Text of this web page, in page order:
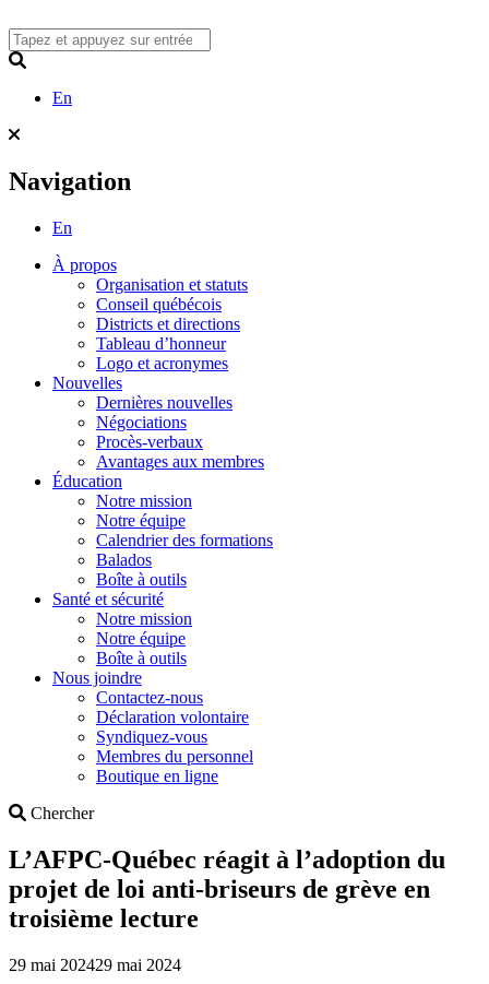
to
content
En
Navigation
En
À propos
Organisation et statuts
Conseil québécois
Districts et directions
Tableau d’honneur
Logo et acronymes
Nouvelles
Dernières nouvelles
Négociations
Procès-verbaux
Avantages aux membres
Éducation
Notre mission
Notre équipe
Calendrier des formations
Balados
Boîte à outils
Santé et sécurité
Notre mission
Notre équipe
Boîte à outils
Nous joindre
Contactez-nous
Déclaration volontaire
Syndiquez-vous
Membres du personnel
Boutique en ligne
ChercherSearch
L’AFPC-Québec réagit à l’adoption du
projet de loi anti-briseurs de grève en
troisième lecture
29 mai 202429 mai 2024